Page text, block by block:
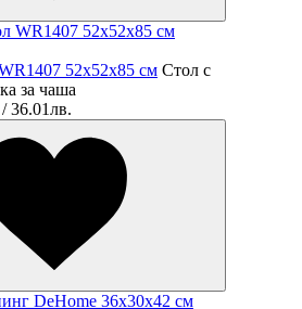
52х52х85 см Стол с
за чаша
36.01лв.